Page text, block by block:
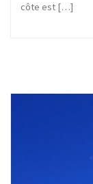
côte est […]